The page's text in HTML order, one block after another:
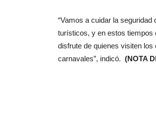
“Vamos a cuidar la
turísticos, y en estos tiempos
disfrute de quienes visiten
carnavales”, indicó. (NOTA